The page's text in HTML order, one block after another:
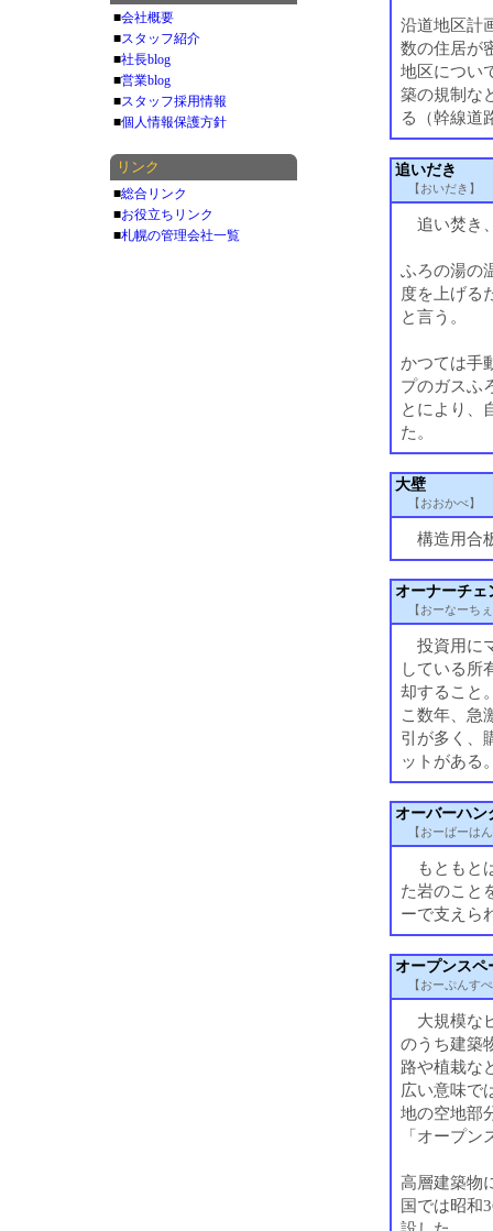
沿道地区計
数の住居が
地区につい
築の規制な
る（幹線道
追いだき
【おいだき】
追い焚き
ふろの湯の
度を上げる
と言う。
かつては手
プのガスふ
とにより、
た。
大壁
【おおかべ】
構造用合
オーナーチェ
【おーなーち
投資用に
している所
却すること
こ数年、急
引が多く、
ットがある
オーバーハン
【おーばーは
もともと
た岩のこと
ーで支えら
オープンスペ
【おーぷんす
大規模な
のうち建築
路や植栽な
広い意味で
地の空地部
「オープ
高層建築物
国では昭和
■会社概要
■スタッフ紹介
■社長blog
■営業blog
■スタッフ採用情報
■個人情報保護方針
リンク
■総合リンク
■お役立ちリンク
■札幌の管理会社一覧